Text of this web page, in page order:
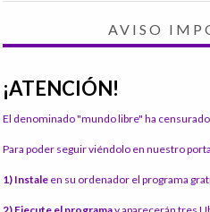
AVISO
¡ATENCIÓN!
El denominado "mundo libre" ha censurado
Para poder seguir viéndolo en nuestro
1) Instale en su ordenador el programa